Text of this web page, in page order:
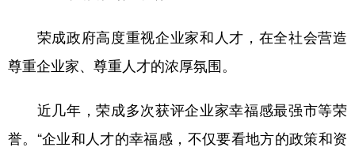
荣成政府高度重视企业家和人才，在全社会营造
尊重企业家、尊重人才的浓厚氛围。
近几年，荣成多次获评企业家幸福感最强市等荣
誉。“企业和人才的幸福感，不仅要看地方的政策和资